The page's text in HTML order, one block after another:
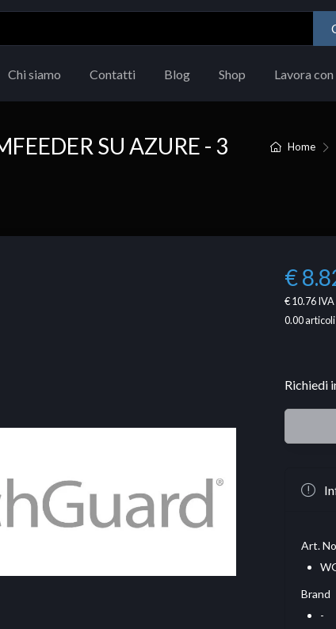
Chi siamo Contatti Blog Shop Lavora con
Home
SU AZURE - 3
€
€ 10.76IVA
0.00
Richiedi
Art.
Brand
-